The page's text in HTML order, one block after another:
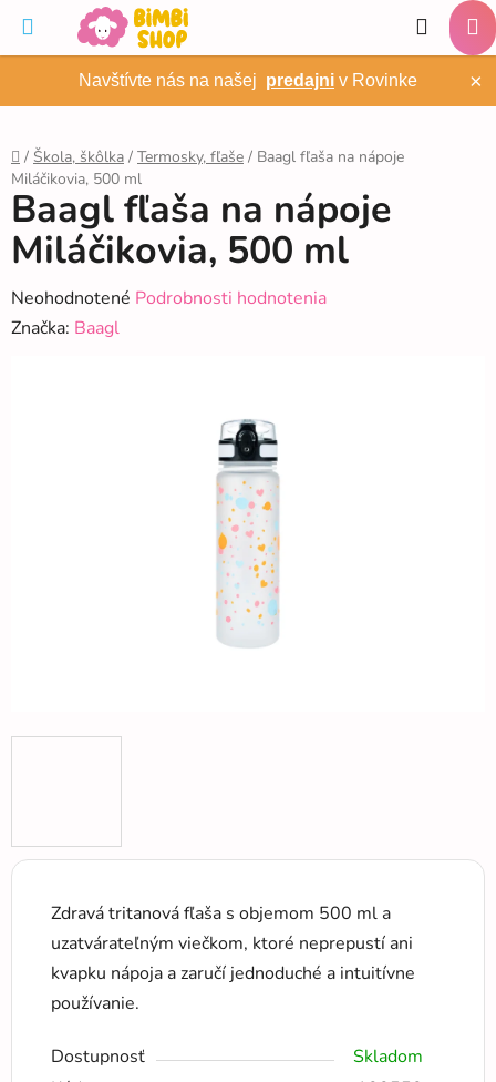
obsah
Navštívte nás na našej predajni v Rovinke ×
Hľadať
Domov
/ Škola, škôlka / Termosky, fľaše / Baagl fľaša na nápoje
Miláčikovia, 500 ml
Zdravá tritanová fľaša s objemom 500 ml a
uzatvárateľným viečkom, ktoré neprepustí ani
kvapku nápoja a zaručí jednoduché a intuitívne
používanie.
Dostupnosť
Skladom
Baagl fľaša na nápoje
Miláčikovia, 500 ml
Priemerné
hodnotenie
Neohodnotené Podrobnosti hodnotenia
Značka: Baagl